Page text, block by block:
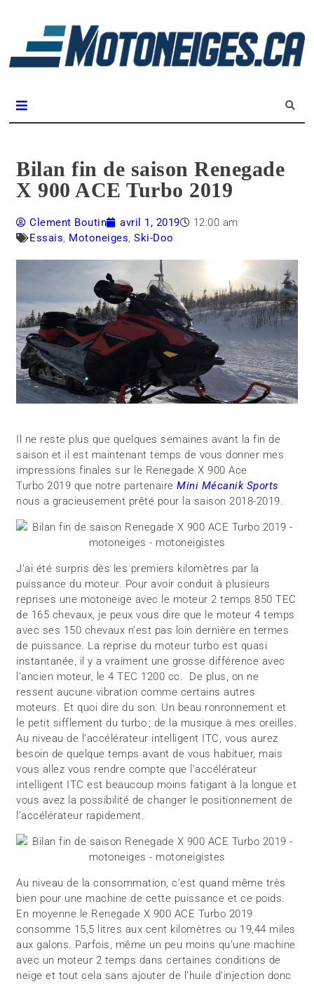
Bilan fin de saison Renegade
X 900 ACE Turbo 2019
Clement Boutin avril 1, 2019
12:00 am
Essais, Motoneiges,Ski-Doo
Il ne reste plus que quelques semaines avant la fin de
saison et il est maintenant temps de vous donner mes
impressions finales sur le Renegade X 900 Ace
Turbo 2019 que notre partenaireMini Mécanik Sports
nous a gracieusement prêté pour la saison 2018-2019.
J’ai été surpris dès les premiers kilomètres par la
puissance du moteur. Pour avoir conduit à plusieurs
reprises une motoneige avec le moteur 2 temps 850 TEC
de 165 chevaux, je peux vous dire que le moteur 4 temps
avec ses 150 chevaux n’est pas loin dernière en termes
de puissance. La reprise du moteur turbo est quasi
instantanée, il y a vraiment une grosse différence avec
l’ancien moteur, le 4 TEC 1200 cc. De plus, on ne
ressent aucune vibration comme certains autres
moteurs. Et quoi dire du son. Un beau ronronnement et
le petit sifflement du turbo ; de la musique à mes oreilles.
Au niveau de l’accélérateur intelligent ITC, vous aurez
besoin de quelque temps avant de vous habituer, mais
vous allez vous rendre compte que l’accélérateur
intelligent ITC est beaucoup moins fatigant à la longue et
vous avez la possibilité de changer le positionnement de
l’accélérateur rapidement.
Au niveau de la consommation, c’est quand même très
bien pour une machine de cette puissance et ce poids.
En moyenne le Renegade X 900 ACE Turbo 2019
consomme 15,5 litres aux cent kilomètres ou 19,44 miles
aux galons. Parfois, même un peu moins qu’une machine
avec un moteur 2 temps dans certaines conditions de
neige et tout cela sans ajouter de l’huile d’injection donc